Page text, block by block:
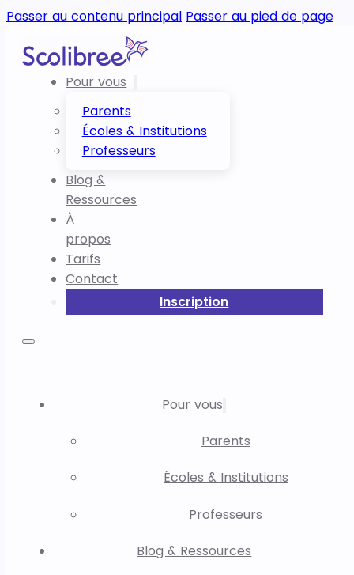
Passer au contenu principal Passer au pied de page
Pour vous
Parents
Écoles & Institutions
Professeurs
Blog &
Ressources
À
propos
Tarifs
Contact
Inscription
Pour vous
Parents
Écoles & Institutions
Professeurs
Blog & Ressources